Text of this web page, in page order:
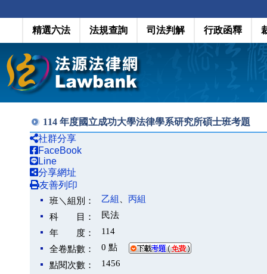
精選六法 法規查詢 司法判解 行政函釋
114 年度國立成功大學法律學系研究所碩士班考題
社群分享
FaceBook
Line
分享網址
友善列印
班＼組別： 乙組
丙組
科 目：
民法
年 度：
114
全卷點數：
0 點
點閱次數：
1456